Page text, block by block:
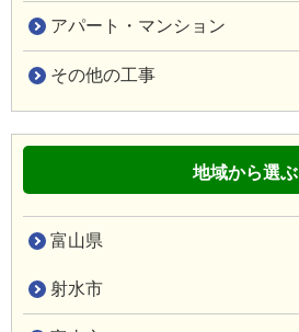
アパート・マンション
その他の工事
地域から選ぶ
富山県
射水市